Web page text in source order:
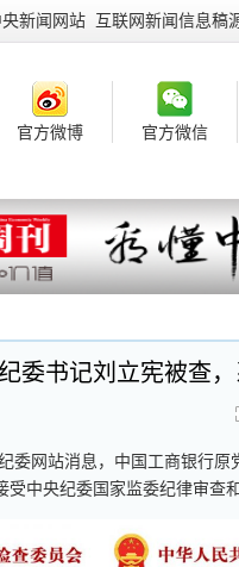
央新闻网站 互联网新闻信息稿
官方微博 官方微信
委书记刘立宪被查
委网站消息，中国工商银行原
受中央纪委国家监委纪律审查